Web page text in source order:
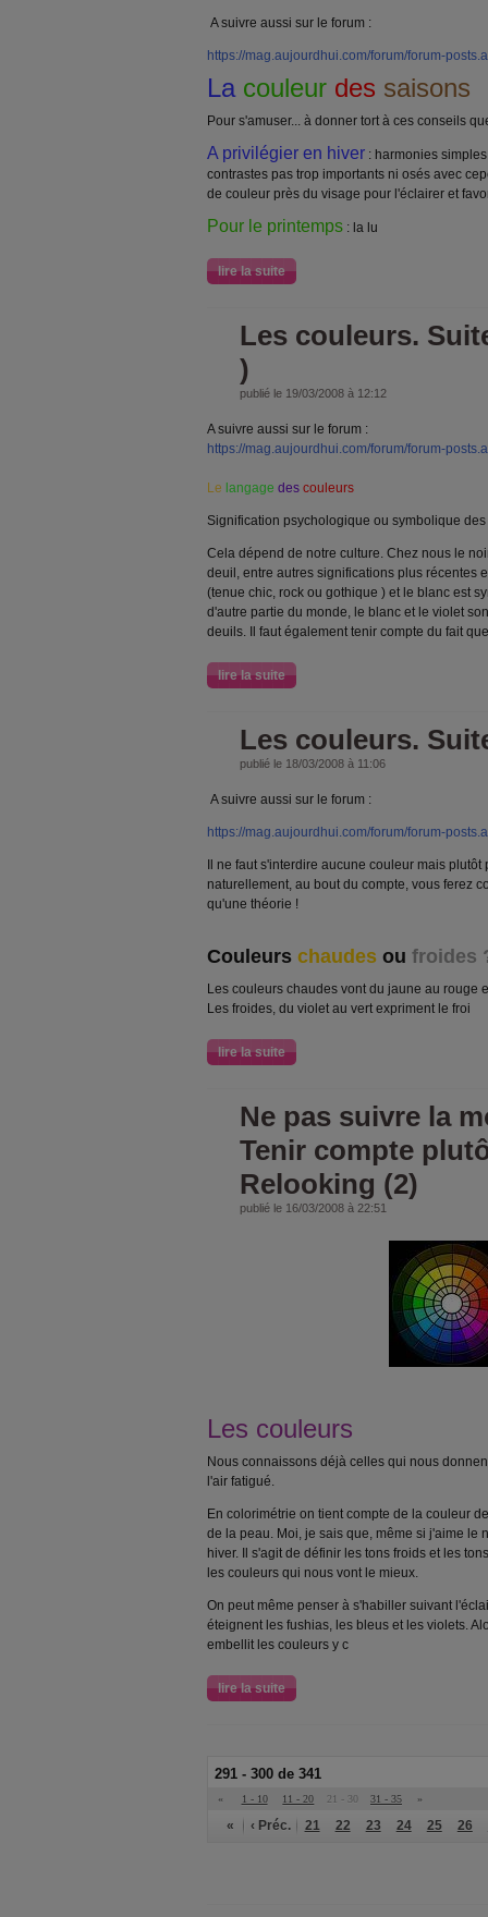
A suivre aussi sur le forum :
https://mag.aujourdhui.com/forum/forum-
La couleur des saisons
Pour s'amuser... à donner tort à ces conseils
A privilégier en hiver : harmonies
contrastes pas trop importants ni osés avec
de couleur près du visage pour l'éclairer et
Pour le printemps : la lu
lire la suite
Les couleurs.
)
publié le 19/03/2008 à 12:12
A suivre aussi sur le forum :
https://mag.aujourdhui.com/forum/forum-
Le langage des couleurs
Signification psychologique ou symbolique
Cela dépend de notre culture. Chez nous le
deuil, entre autres significations plus récentes
(tenue chic, rock ou gothique ) et le blanc est
d'autre partie du monde, le blanc et le violet
deuils. Il faut également tenir compte du fait
lire la suite
Les couleurs.
publié le 18/03/2008 à 11:06
A suivre aussi sur le forum :
https://mag.aujourdhui.com/forum/forum-
Il ne faut s'interdire aucune couleur mais
naturellement, au bout du compte, vous ferez
qu'une théorie !
Couleurs chaudes ou froides
Les couleurs chaudes vont du jaune au rouge
Les froides, du violet au vert expriment le froi
lire la suite
Ne pas suivre la
Tenir compte
Relooking (2)
publié le 16/03/2008 à 22:51
Les couleurs
Nous connaissons déjà celles qui nous
l'air fatigué.
En colorimétrie on tient compte de la couleur
de la peau. Moi, je sais que, même si j'aime le
hiver. Il s'agit de définir les tons froids et les
les couleurs qui nous vont le mieux.
On peut même penser à s'habiller suivant
éteignent les fushias, les bleus et les violets.
embellit les couleurs y c
lire la suite
291 - 300 de 341
« 1 - 10 11 - 20 21 - 30 31 - 35 »
« ‹ Préc. 21 22 23 24 25 26